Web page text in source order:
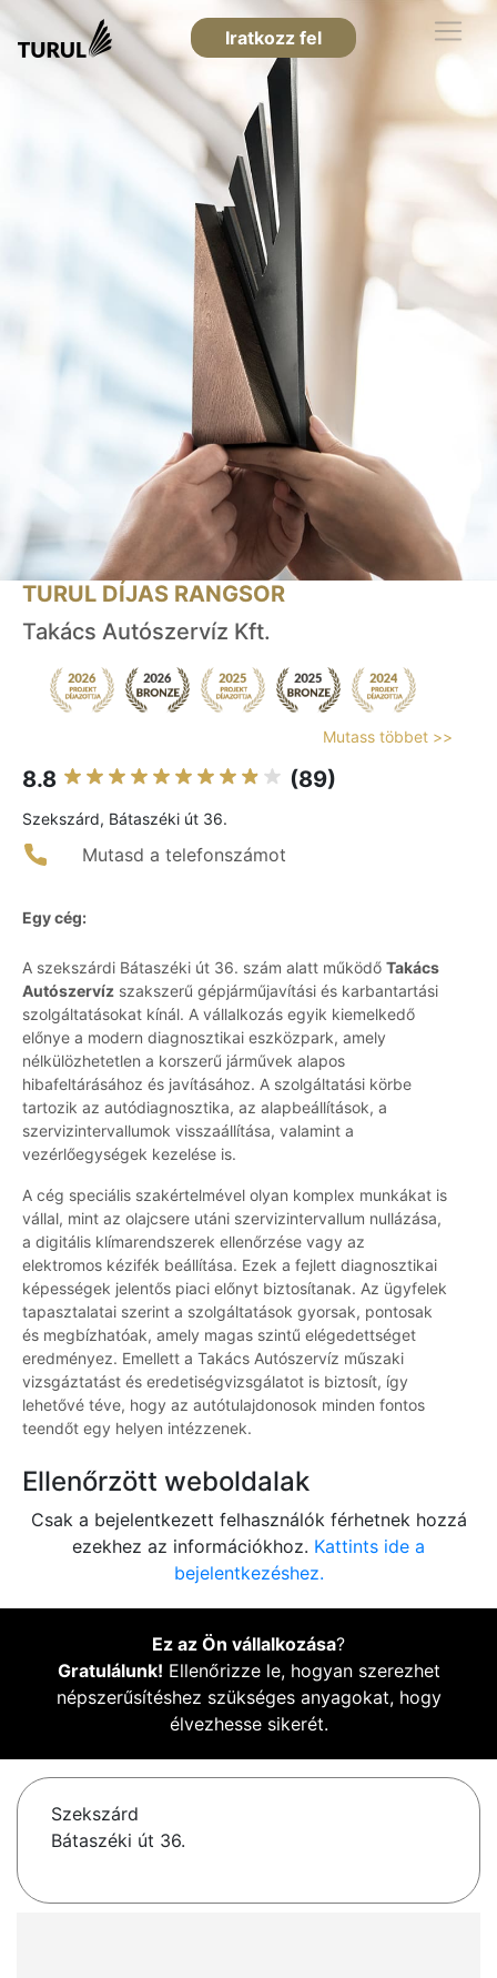
Iratkozz fel
TURUL DÍJAS RANGSOR
Takács Autószervíz Kft.
Mutass többet >>
8.8 (89)
Szekszárd, Bátaszéki út 36.
Mutasd a telefonszámot
Egy cég:
A szekszárdi Bátaszéki út 36. szám alatt működő Takács
Autószervíz szakszerű gépjárműjavítási és karbantartási
szolgáltatásokat kínál. A vállalkozás egyik kiemelkedő
előnye a modern diagnosztikai eszközpark, amely
nélkülözhetetlen a korszerű járművek alapos
hibafeltárásához és javításához. A szolgáltatási körbe
tartozik az autódiagnosztika, az alapbeállítások, a
szervizintervallumok visszaállítása, valamint a
vezérlőegységek kezelése is.
A cég speciális szakértelmével olyan komplex munkákat is
vállal, mint az olajcsere utáni szervizintervallum nullázása,
a digitális klímarendszerek ellenőrzése vagy az
elektromos kézifék beállítása. Ezek a fejlett diagnosztikai
képességek jelentős piaci előnyt biztosítanak. Az ügyfelek
tapasztalatai szerint a szolgáltatások gyorsak, pontosak
és megbízhatóak, amely magas szintű elégedettséget
eredményez. Emellett a Takács Autószervíz műszaki
vizsgáztatást és eredetiségvizsgálatot is biztosít, így
lehetővé téve, hogy az autótulajdonosok minden fontos
teendőt egy helyen intézzenek.
Ellenőrzött weboldalak
Csak a bejelentkezett felhasználók férhetnek hozzá
ezekhez az információkhoz. Kattints ide a
bejelentkezéshez.
Ez az Ön vállalkozása?
Gratulálunk! Ellenőrizze le, hogyan szerezhet
népszerűsítéshez szükséges anyagokat, hogy
élvezhesse sikerét.
Szekszárd
Bátaszéki út 36.